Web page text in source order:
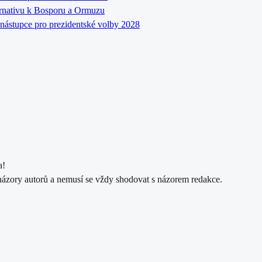
k Bosporu a Ormuzu
pro prezidentské volby 2028
autorů a nemusí se vždy shodovat s názorem redakce.